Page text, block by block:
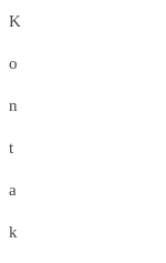
K
o
n
t
a
k